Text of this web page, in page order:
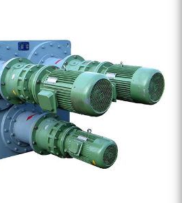
微细粉干粉螺旋磁选机
永磁滚筒
螺旋除铁器